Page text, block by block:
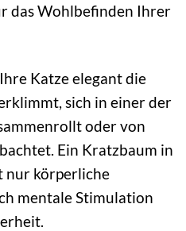
das Wohlbefinden Ihrer
Katze elegant die
sich in einer der
oder von
Ein Kratzbaum in
nur körperliche
mentale Stimulation